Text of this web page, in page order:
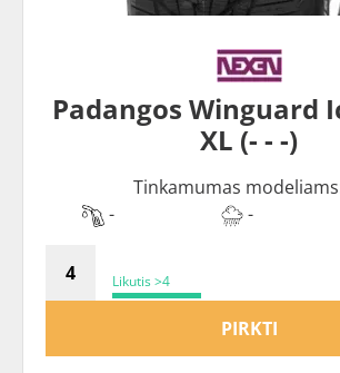
Padangos Winguard
XL (- - -)
Tinkamumas
-
-
Likutis >4
PIRKTI